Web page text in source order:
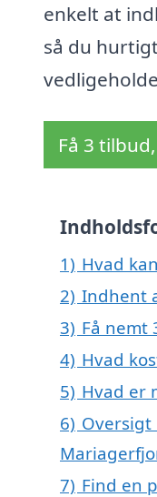
enkelt at
så du
Få 3
1) Hvad
2) Indhent
3) Få nemt
4) Hvad
5) Hvad er
6)
7) Find en